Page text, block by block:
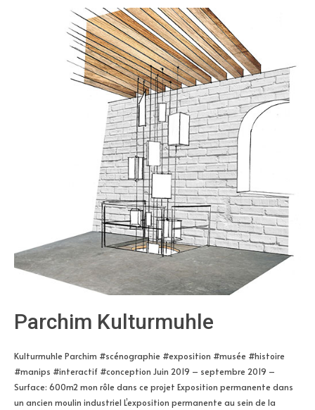
Parchim Kulturmuhle
Kulturmuhle Parchim #scénographie #exposition #musée #histoire
#manips #interactif #conception Juin 2019 – septembre 2019 –
Surface: 600m2 mon rôle dans ce projet Exposition permanente dans
un ancien moulin industriel L’exposition permanente au sein de la